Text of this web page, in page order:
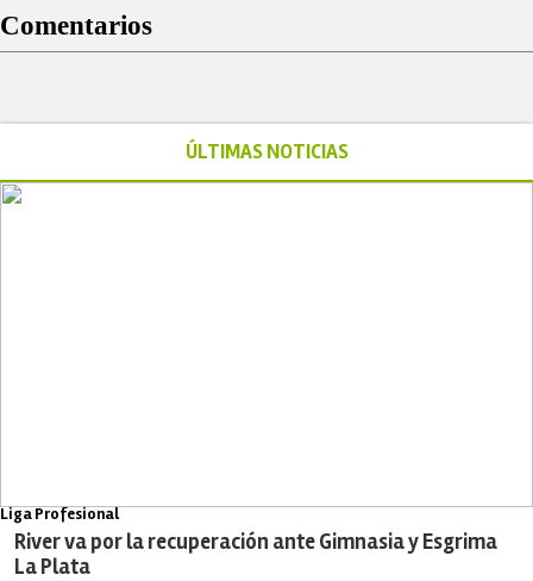
Comentarios
ÚLTIMAS NOTICIAS
Liga Profesional
River va por la recuperación ante Gimnasia y Esgrima
La Plata